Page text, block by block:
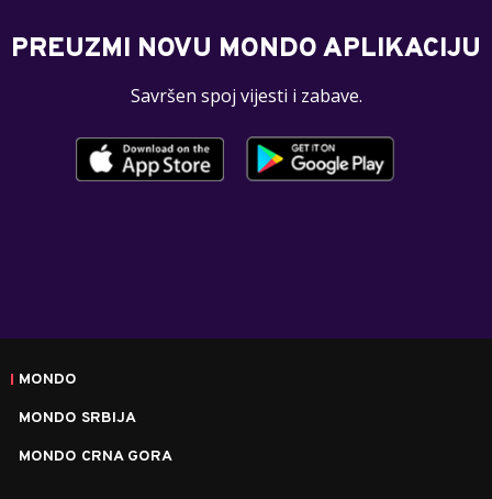
PREUZMI NOVU MONDO APLIKACIJU
Savršen spoj vijesti i zabave.
MONDO
MONDO SRBIJA
MONDO CRNA GORA